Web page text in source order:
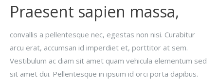
Praesent sapien massa,
convallis a pellentesque nec, egestas non nisi. Curabitur
arcu erat, accumsan id imperdiet et, porttitor at sem.
Vestibulum ac diam sit amet quam vehicula elementum sed
sit amet dui. Pellentesque in ipsum id orci porta dapibus.